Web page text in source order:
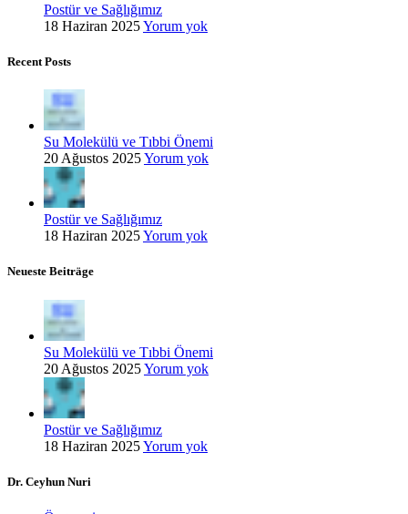
Postür ve Sağlığımız
18 Haziran 2025Yorum yok
Recent Posts
Su Molekülü ve Tıbbi Önemi
20 Ağustos 2025Yorum yok
Postür ve Sağlığımız
18 Haziran 2025Yorum yok
Neueste Beiträge
Su Molekülü ve Tıbbi Önemi
20 Ağustos 2025Yorum yok
Postür ve Sağlığımız
18 Haziran 2025Yorum yok
Dr. Ceyhun Nuri